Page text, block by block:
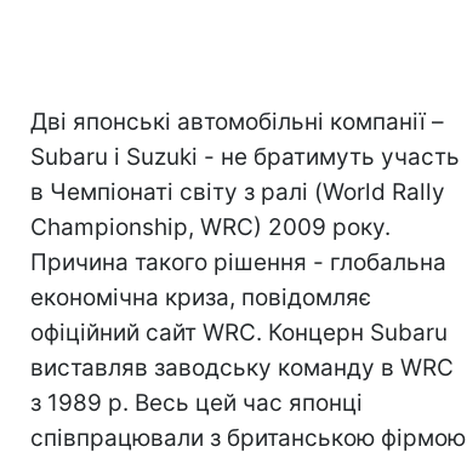
Дві японські автомобільні компанії –
Subaru і Suzuki - не братимуть участь
в Чемпіонаті світу з ралі (World Rally
Championship, WRC) 2009 року.
Причина такого рішення - глобальна
економічна криза, повідомляє
офіційний сайт WRC. Концерн Subaru
виставляв заводську команду в WRC
з 1989 р. Весь цей час японці
співпрацювали з британською фірмою